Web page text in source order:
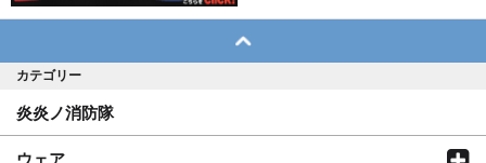
カテゴリー
炎炎ノ消防隊
ウェア